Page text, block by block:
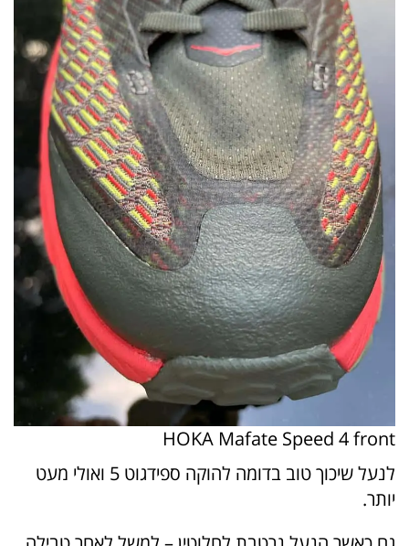
HOKA Mafate Speed 4 front
לנעל שיכוך טוב בדומה להוקה ספידגוט 5 ואולי מעט
יותר.